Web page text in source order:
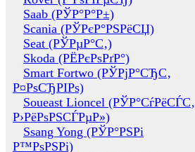
Saab (РЎР°Р°Р±)
Scania (РЎРєР°РЅРёСЏ)
Seat (РЎРµР°С‚)
Skoda (РЁРєРѕРґР°)
Smart Fortwo (РЎРјР°СЂС‚
Р¤РѕСЂРІРѕ)
Soueast Lioncel (РЎР°СѓРёСЃС‚
Р›РёРѕРЅСЃРµР»)
Ssang Yong (РЎР°РЅРі
Р™РѕРЅРі)